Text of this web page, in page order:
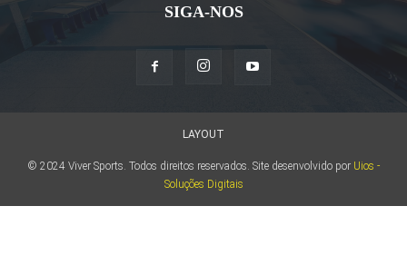
SIGA-NOS
LAYOUT
© 2024 Viver Sports. Todos direitos reservados. Site desenvolvido por Uios -
Soluções Digitais